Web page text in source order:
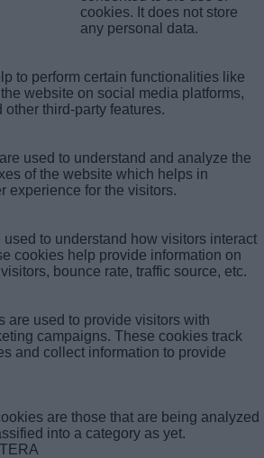
cookies. It does not store
any personal data.
to perform certain functionalities like
website on social media platforms,
third-party features.
used to understand and analyze the
of the website which helps in
experience for the visitors.
to understand how visitors interact
cookies help provide information on
bounce rate, traffic source, etc.
are used to provide visitors with
campaigns. These cookies track
and collect information to provide
are those that are being analyzed
into a category as yet.